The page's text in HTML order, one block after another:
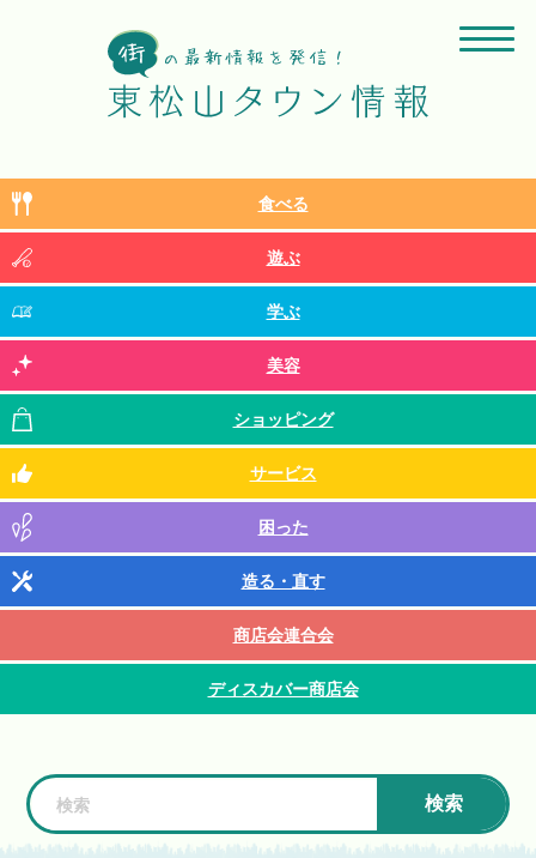
食べる
遊ぶ
学ぶ
美容
ショッピング
サービス
困った
造る・直す
商店会連合会
ディスカバー商店会
検索